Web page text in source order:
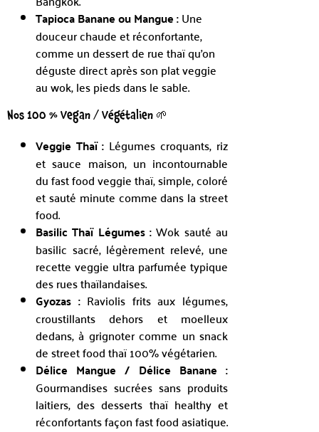
Tapioca Banane ou Mangue :Une
douceur chaude et réconfortante,
comme un dessert de rue thaï qu’on
déguste direct après son plat veggie
au wok, les pieds dans le sable.
Nos 100 % Vegan / Végétalien 🌱
Veggie Thaï : Légumes croquants, riz
et sauce maison, un incontournable
du fast food veggie thaï, simple, coloré
et sauté minute comme dans la street
food.
Basilic Thaï Légumes : Wok sauté au
basilic sacré, légèrement relevé, une
recette veggie ultra parfumée typique
des rues thaïlandaises.
Gyozas : Raviolis frits aux légumes,
croustillants dehors et moelleux
dedans, à grignoter comme un snack
de street food thaï 100% végétarien.
Délice Mangue / Délice Banane :
Gourmandises sucrées sans produits
laitiers, des desserts thaï healthy et
réconfortants façon fast food asiatique.